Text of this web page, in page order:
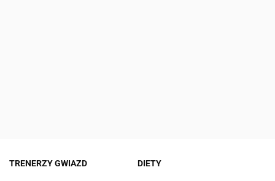
TRENERZY GWIAZD DIETY